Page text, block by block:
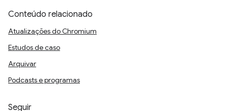
Conteúdo relacionado
Atualizações do Chromium
Estudos de caso
Arquivar
Podcasts e programas
Seguir